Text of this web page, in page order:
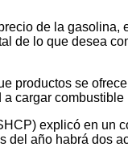
de la
de lo que desea
productos se
cargar combustible
explicó en un
del año habrá dos